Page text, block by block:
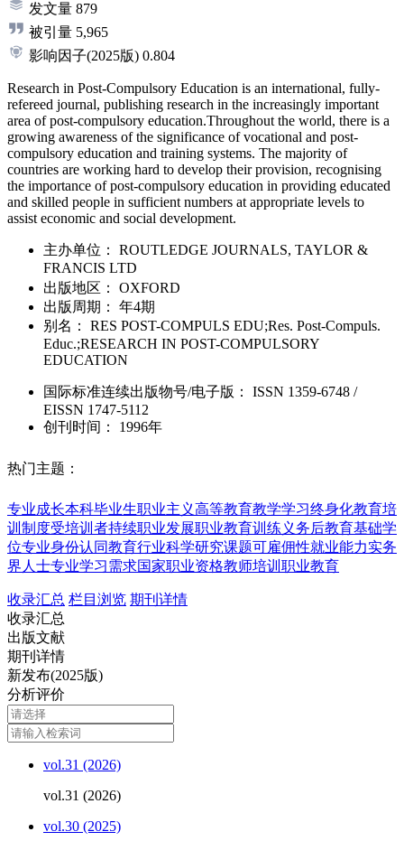
发文量 879
被引量 5,965
影响因子(2025版) 0.804
Research in Post-Compulsory Education is an international, fully-
refereed journal, publishing research in the increasingly important
area of post-compulsory education.Throughout the world, there is a
growing awareness of the significance of vocational and post-
compulsory education and training systems. The majority of
countries are working hard to develop their provision, recognising
the importance of post-compulsory education in providing educated
and skilled people in sufficient numbers at appropriate levels to
assist economic and social development.
主办单位：
ROUTLEDGE JOURNALS, TAYLOR &
FRANCIS LTD
出版地区：
OXFORD
出版周期：
年4期
别名：
RES POST-COMPULS EDU;Res. Post-Compuls.
Educ.;RESEARCH IN POST-COMPULSORY
EDUCATION
国际标准连续出版物号/电子版 ： ISSN 1359-6748 /
EISSN 1747-5112
创刊时间：
1996年
热门主题：
专业成长本科毕业生职业主义高等教育教学学习终身化教育培
训制度受培训者持续职业发展职业教育训练 义务后教育基础学
位专业身份认同教育行业科学研究课题可雇佣性就业能力实务
界人士专业学习需求国家职业资格教师培训 职业教育
收录汇总 栏目浏览 期刊详情
收录汇总
出版文献
期刊详情
新发布(2025版)
分析评价
vol.31 (2026)
vol.31 (2026)
vol.30 (2025)